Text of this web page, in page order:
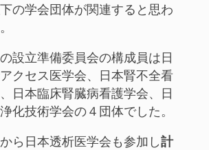
の学会団体が関連すると思わ
設立準備委員会の構成員は日
クセス医学会、日本腎不全看
日本臨床腎臓病看護学会、日
化技術学会の４団体でした。
ら日本透析医学会も参加し計